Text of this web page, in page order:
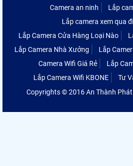
Camera an ninh
Lắp
Lắp camera xem qua
Lắp Camera Cửa Hàng Loại Nào
Lắp Camera Nhà Xưởng
Lắp
Camera Wifi Giá Rẻ
Lắp
Lắp Camera Wifi KBONE
Tư
Copyrights © 2016 An Thành